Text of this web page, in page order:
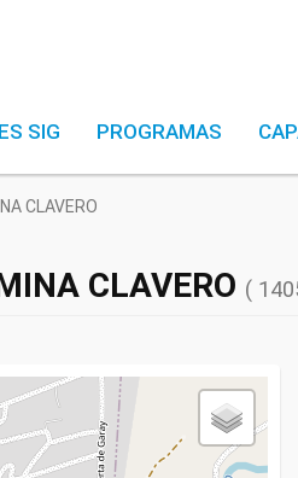
SIG PROGRAMAS
CLAVERO
CLAVERO (